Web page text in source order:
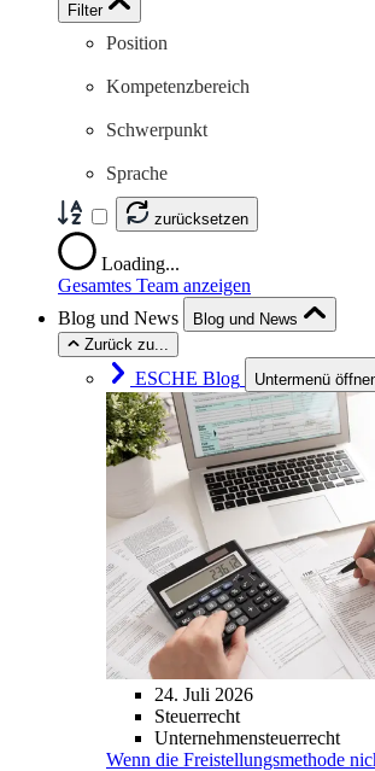
Filter
Position
Kompetenzbereich
Schwerpunkt
Sprache
zurücksetzen
Loading...
Gesamtes Team anzeigen
Blog und News
Blog und News
Zurück zu...
ESCHE Blog Untermenü
24. Juli 2026
Steuerrecht
Unternehmensteuerrecht
Wenn die Freistellungsmethode